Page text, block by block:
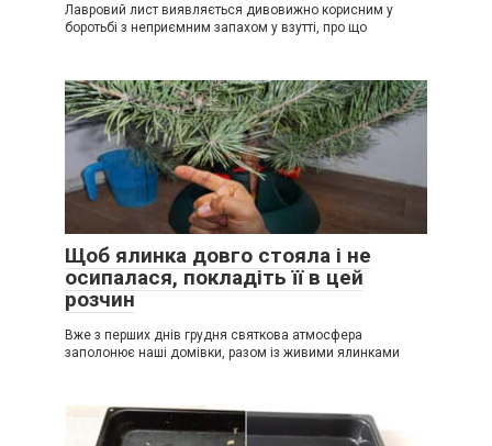
Лавровий лист виявляється дивовижно корисним у
боротьбі з неприємним запахом у взутті, про що
Щоб ялинка довго стояла і не
осипалася, покладіть її в цей
розчин
Вже з перших днів грудня святкова атмосфера
заполонює наші домівки, разом із живими ялинками